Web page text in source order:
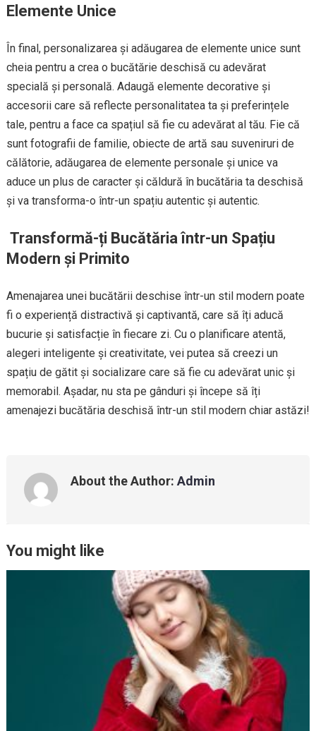
Elemente Unice
În final, personalizarea și adăugarea de elemente unice sunt
cheia pentru a crea o bucătărie deschisă cu adevărat
specială și personală. Adaugă elemente decorative și
accesorii care să reflecte personalitatea ta și preferințele
tale, pentru a face ca spațiul să fie cu adevărat al tău. Fie că
sunt fotografii de familie, obiecte de artă sau suveniruri de
călătorie, adăugarea de elemente personale și unice va
aduce un plus de caracter și căldură în bucătăria ta deschisă
și va transforma-o într-un spațiu autentic și autentic.
Transformă-ți Bucătăria într-un Spațiu
Modern și Primito
Amenajarea unei bucătării deschise într-un stil modern poate
fi o experiență distractivă și captivantă, care să îți aducă
bucurie și satisfacție în fiecare zi. Cu o planificare atentă,
alegeri inteligente și creativitate, vei putea să creezi un
spațiu de gătit și socializare care să fie cu adevărat unic și
memorabil. Așadar, nu sta pe gânduri și începe să îți
amenajezi bucătăria deschisă într-un stil modern chiar astăzi!
About the Author: Admin
You might like